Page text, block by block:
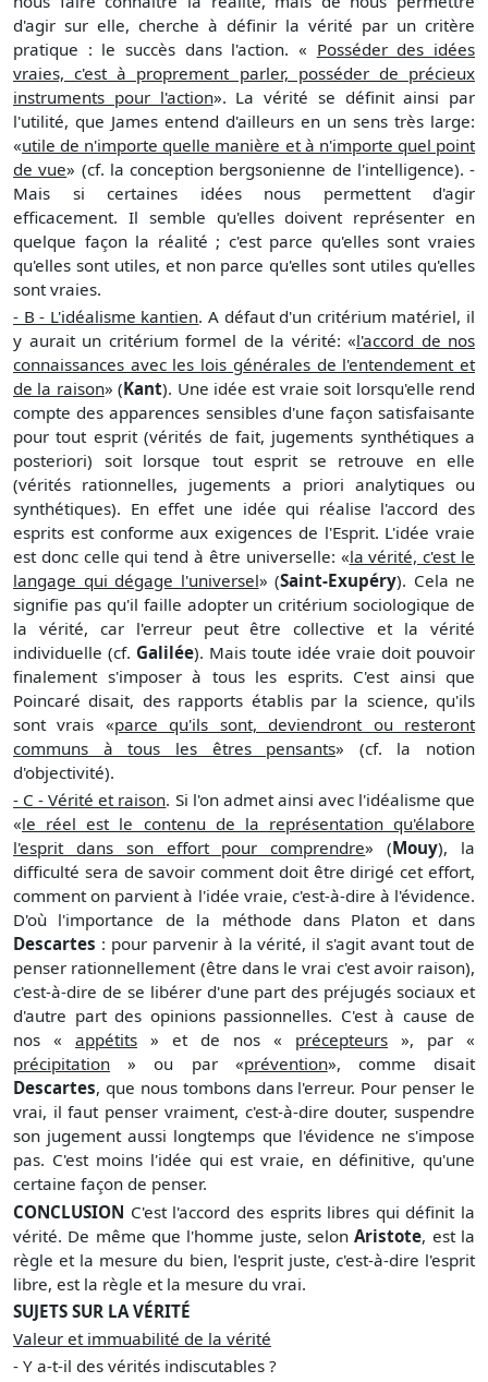
d'agir sur elle, cherche à définir la vérité par un critère
pratique : le succès dans l'action. « Posséder des idées
vraies, c'est à proprement parler, posséder de précieux
instruments pour l'action». La vérité se définit ainsi par
l'utilité, que James entend d'ailleurs en un sens très large:
«utile de n'importe quelle manière et à n'importe quel point
de vue» (cf. la conception bergsonienne de l'intelligence). -
Mais si certaines idées nous permettent d'agir
efficacement. Il semble qu'elles doivent représenter en
quelque façon la réalité ; c'est parce qu'elles sont vraies
qu'elles sont utiles, et non parce qu'elles sont utiles qu'elles
sont vraies.
- B - L'idéalisme kantien. A défaut d'un critérium matériel, il
y aurait un critérium formel de la vérité: «l'accord de nos
connaissances avec les lois générales de l'entendement et
de la raison» (Kant). Une idée est vraie soit lorsqu'elle rend
compte des apparences sensibles d'une façon satisfaisante
pour tout esprit (vérités de fait, jugements synthétiques a
posteriori) soit lorsque tout esprit se retrouve en elle
(vérités rationnelles, jugements a priori analytiques ou
synthétiques). En effet une idée qui réalise l'accord des
esprits est conforme aux exigences de l'Esprit. L'idée vraie
est donc celle qui tend à être universelle: «la vérité, c'est le
langage qui dégage l'universel» (Saint-Exupéry). Cela ne
signifie pas qu'il faille adopter un critérium sociologique de
la vérité, car l'erreur peut être collective et la vérité
individuelle (cf. Galilée). Mais toute idée vraie doit pouvoir
finalement s'imposer à tous les esprits. C'est ainsi que
Poincaré disait, des rapports établis par la science, qu'ils
sont vrais «parce qu'ils sont, deviendront ou resteront
communs à tous les êtres pensants» (cf. la notion
d'objectivité).
- C - Vérité et raison. Si l'on admet ainsi avec l'idéalisme que
«le réel est le contenu de la représentation qu'élabore
l'esprit dans son effort pour comprendre» (Mouy), la
difficulté sera de savoir comment doit être dirigé cet effort,
comment on parvient à l'idée vraie, c'est-à-dire à l'évidence.
D'où l'importance de la méthode dans Platon et dans
Descartes : pour parvenir à la vérité, il s'agit avant tout de
penser rationnellement (être dans le vrai c'est avoir raison),
c'est-à-dire de se libérer d'une part des préjugés sociaux et
d'autre part des opinions passionnelles. C'est à cause de
nos « appétits » et de nos « précepteurs », par «
précipitation » ou par «prévention», comme disait
Descartes, que nous tombons dans l'erreur. Pour penser le
vrai, il faut penser vraiment, c'est-à-dire douter, suspendre
son jugement aussi longtemps que l'évidence ne s'impose
pas. C'est moins l'idée qui est vraie, en définitive, qu'une
certaine façon de penser.
CONCLUSION C'est l'accord des esprits libres qui définit la
vérité. De même que l'homme juste, selonAristote, est la
règle et la mesure du bien, l'esprit juste, c'est-à-dire l'esprit
libre, est la règle et la mesure du vrai.
SUJETS SUR LA VÉRITÉ
Valeur et immuabilité de la vérité
- Y a-t-il des vérités indiscutables ?